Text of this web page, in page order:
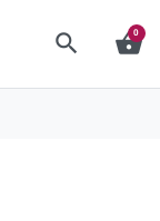
search shopping_basket
0